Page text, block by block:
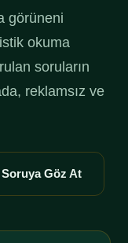
görüneni
okuma
soruların
reklamsız ve
Soruya Göz At